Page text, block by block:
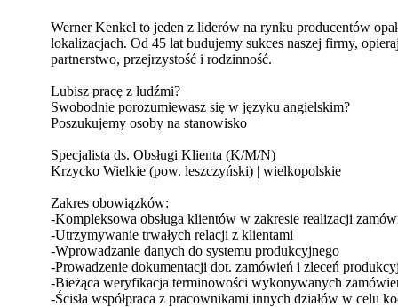
Werner Kenkel to jeden z liderów na rynku producentów
lokalizacjach. Od 45 lat budujemy sukces naszej firmy,
partnerstwo, przejrzystość i rodzinność.
Lubisz pracę z ludźmi?
Swobodnie porozumiewasz się w języku angielskim?
Poszukujemy osoby na stanowisko
Specjalista ds. Obsługi Klienta (K/M/N)
Krzycko Wielkie (pow. leszczyński) | wielkopolskie
Zakres obowiązków:
-Kompleksowa obsługa klientów w zakresie realizacji
-Utrzymywanie trwałych relacji z klientami
-Wprowadzanie danych do systemu produkcyjnego
-Prowadzenie dokumentacji dot. zamówień i zleceń
-Bieżąca weryfikacja terminowości wykonywanych
-Ścisła współpraca z pracownikami innych działów w celu